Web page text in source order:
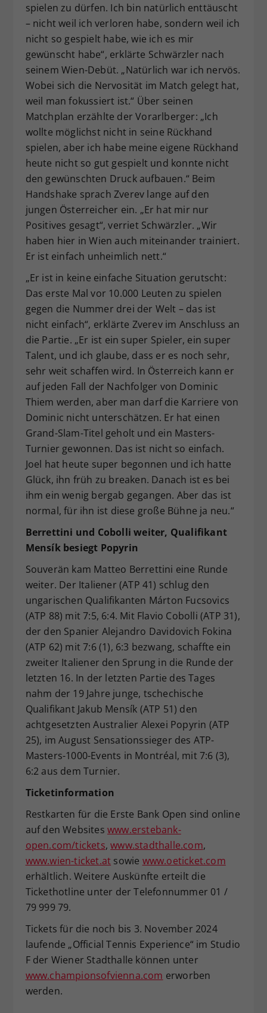
spielen zu dürfen. Ich bin natürlich enttäuscht
– nicht weil ich verloren habe, sondern weil ich
nicht so gespielt habe, wie ich es mir
gewünscht habe“, erklärte Schwärzler nach
seinem Wien-Debüt. „Natürlich war ich nervös.
Wobei sich die Nervosität im Match gelegt hat,
weil man fokussiert ist.“ Über seinen
Matchplan erzählte der Vorarlberger: „Ich
wollte möglichst nicht in seine Rückhand
spielen, aber ich habe meine eigene Rückhand
heute nicht so gut gespielt und konnte nicht
den gewünschten Druck aufbauen.“ Beim
Handshake sprach Zverev lange auf den
jungen Österreicher ein. „Er hat mir nur
Positives gesagt“, verriet Schwärzler. „Wir
haben hier in Wien auch miteinander trainiert.
Er ist einfach unheimlich nett.“
„Er ist in keine einfache Situation gerutscht:
Das erste Mal vor 10.000 Leuten zu spielen
gegen die Nummer drei der Welt – das ist
nicht einfach“, erklärte Zverev im Anschluss an
die Partie. „Er ist ein super Spieler, ein super
Talent, und ich glaube, dass er es noch sehr,
sehr weit schaffen wird. In Österreich kann er
auf jeden Fall der Nachfolger von Dominic
Thiem werden, aber man darf die Karriere von
Dominic nicht unterschätzen. Er hat einen
Grand-Slam-Titel geholt und ein Masters-
Turnier gewonnen. Das ist nicht so einfach.
Joel hat heute super begonnen und ich hatte
Glück, ihn früh zu breaken. Danach ist es bei
ihm ein wenig bergab gegangen. Aber das ist
normal, für ihn ist diese große Bühne ja neu.“
Berrettini und Cobolli weiter, Qualifikant
Mensík besiegt Popyrin
Souverän kam Matteo Berrettini eine Runde
weiter. Der Italiener (ATP 41) schlug den
ungarischen Qualifikanten Márton Fucsovics
(ATP 88) mit 7:5, 6:4. Mit Flavio Cobolli (ATP 31),
der den Spanier Alejandro Davidovich Fokina
(ATP 62) mit 7:6 (1), 6:3 bezwang, schaffte ein
zweiter Italiener den Sprung in die Runde der
letzten 16. In der letzten Partie des Tages
nahm der 19 Jahre junge, tschechische
Qualifikant Jakub Mensík (ATP 51) den
achtgesetzten Australier Alexei Popyrin (ATP
25), im August Sensationssieger des ATP-
Masters-1000-Events in Montréal, mit 7:6 (3),
6:2 aus dem Turnier.
Ticketinformation
Restkarten für die Erste Bank Open sind online
auf den Websites www.erstebank-
open.com/tickets,www.stadthalle.com,
www.wien-ticket.at sowie www.oeticket.com
erhältlich. Weitere Auskünfte erteilt die
Tickethotline unter der Telefonnummer 01 /
79 999 79.
Tickets für die noch bis 3. November 2024
laufende „Official Tennis Experience“ im Studio
F der Wiener Stadthalle können unter
www.championsofvienna.com erworben
werden.